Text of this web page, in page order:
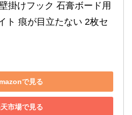
掛けフック 石膏ボード用
ト 痕が目立たない 2枚セ
で見る
市場で見る